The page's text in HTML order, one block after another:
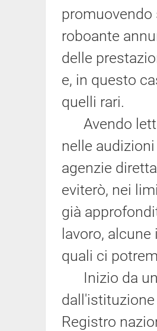
roboante
delle
e, in questo
quelli rari.
Avendo
nelle
agenzie
eviterò, nei
già
lavoro,
quali ci
Inizio da un
dall'istituzione
Registro